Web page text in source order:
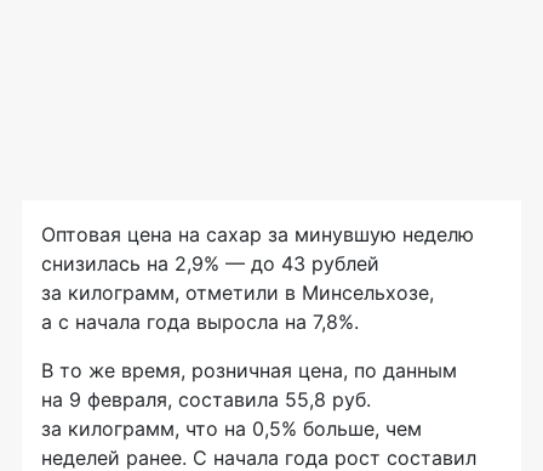
Оптовая цена на сахар за минувшую неделю
снизилась на 2,9% — до 43 рублей
за килограмм, отметили в Минсельхозе,
а с начала года выросла на 7,8%.
В то же время, розничная цена, по данным
на 9 февраля, составила 55,8 руб.
за килограмм, что на 0,5% больше, чем
неделей ранее. С начала года рост составил